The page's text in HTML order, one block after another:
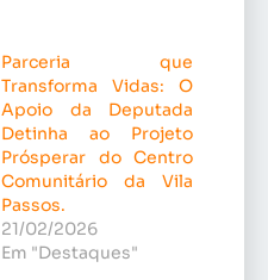
Parceria que
Transforma Vidas: O
Apoio da Deputada
Detinha ao Projeto
Prósperar do Centro
Comunitário da Vila
Passos.
21/02/2026
Em "Destaques"